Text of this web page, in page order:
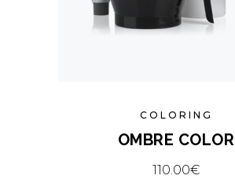
COLORING
OMBRE COLOR
110.00€